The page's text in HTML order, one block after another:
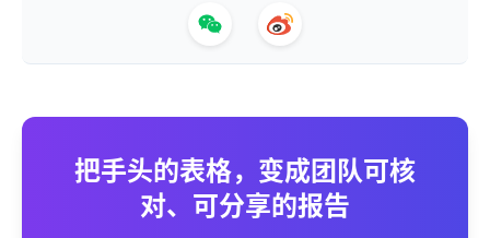
把手头的表格，变成团队可核
对、可分享的报告